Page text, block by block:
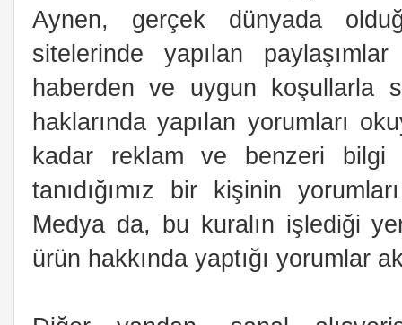
Aynen, gerçek dünyada
sitelerinde yapılan
haberden ve uygun koşullarla
haklarında yapılan yorumları
kadar reklam ve benzeri bilgi
tanıdığımız bir kişinin
Medya da, bu kuralın işlediği
ürün hakkında yaptığı yorumlar